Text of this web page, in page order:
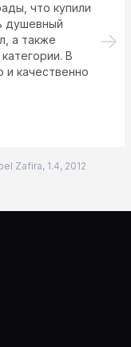
что купили
душевный
а также
В
качественно
Zafira, 1.4, 2012